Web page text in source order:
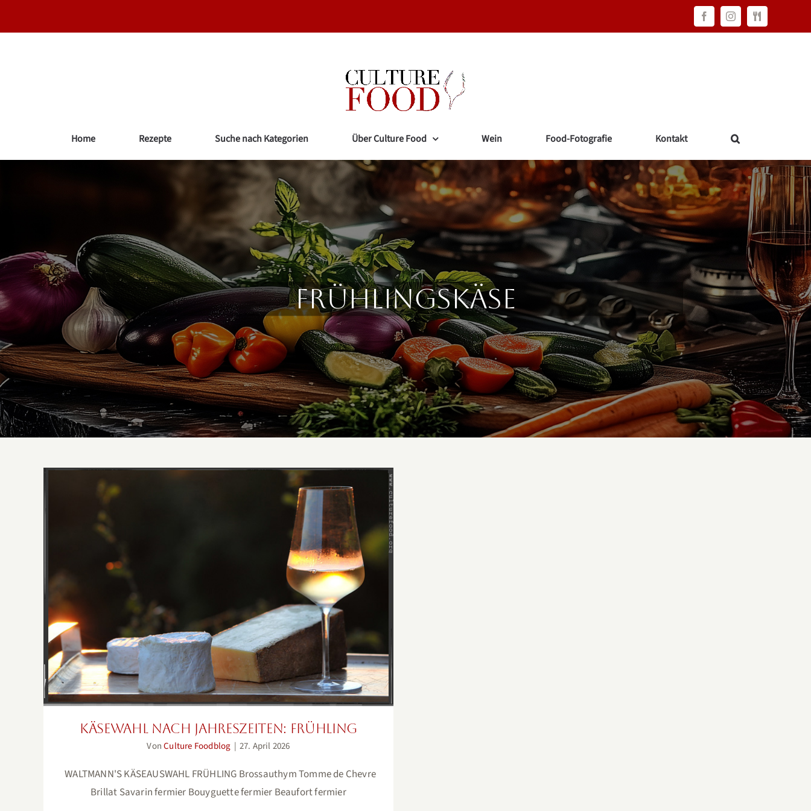
FacebookInstagramFAWC
Consulting
Home Rezepte Suche nach Kategorien Über Culture Food Wein Food-Fotografie Kontakt
frühlingskäse
Käsewahl nach Jahreszeiten: Frühling
Käsewahl nach Jahreszeiten: Frühling
VonCulture Foodblog | 27. April 2026
WALTMANN'S KÄSEAUSWAHL FRÜHLING Brossauthym Tomme de Chevre
Brillat Savarin fermier Bouyguette fermier Beaufort fermier